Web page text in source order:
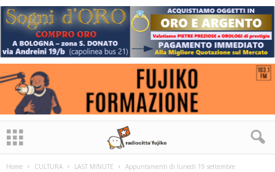
Home CULTURA LAST MINUTE Appuntamenti di lunedì 19 settembre